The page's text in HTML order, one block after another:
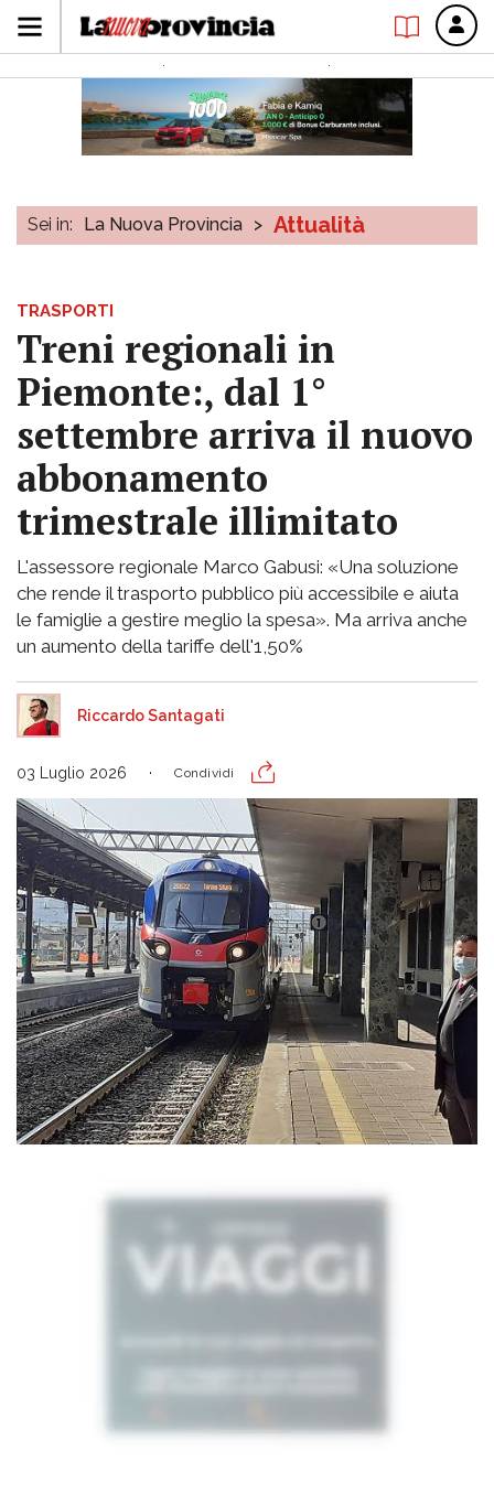
Sei in: La Nuova Provincia > Attualità
TRASPORTI
Treni regionali in
Piemonte:, dal 1°
settembre arriva il nuovo
abbonamento
trimestrale illimitato
L'assessore regionale Marco Gabusi: «Una soluzione
che rende il trasporto pubblico più accessibile e aiuta
le famiglie a gestire meglio la spesa». Ma arriva anche
un aumento della tariffe dell'1,50%
Riccardo Santagati
03 Luglio 2026 Condividi